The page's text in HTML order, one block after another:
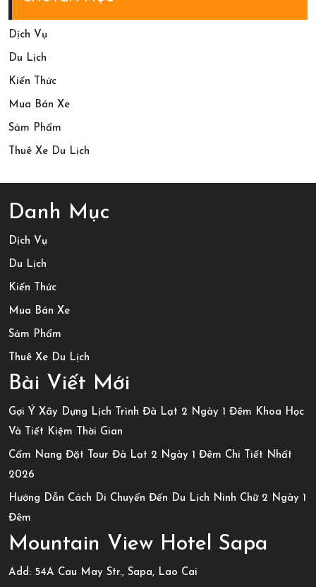
Dịch Vụ
Du Lịch
Kiến Thức
Mua Bán Xe
Sảm Phẩm
Thuê Xe Du Lịch
Danh Mục
Dịch Vụ
Du Lịch
Kiến Thức
Mua Bán Xe
Sảm Phẩm
Thuê Xe Du Lịch
Bài Viết Mới
Gợi Ý Xây Dựng Lịch Trình Đà Lạt 2 Ngày 1 Đêm Khoa Học
Và Tiết Kiệm Thời Gian
Cẩm Nang Đặt Tour Đà Lạt 2 Ngày 1 Đêm Chi Tiết Nhất
2026
Hướng Dẫn Cách Di Chuyển Đến Du Lịch Ninh Chữ 2 Ngày 1
Đêm
Mountain View Hotel Sapa
Add: 54A Cau May Str., Sapa, Lao Cai